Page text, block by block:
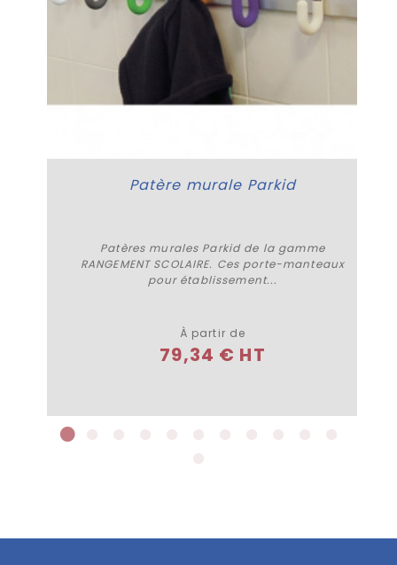
Patère murale Parkid
Patères murales Parkid de la gamme
RANGEMENT SCOLAIRE. Ces porte-manteaux
pour établissement...
À partir de
79,34 € HT